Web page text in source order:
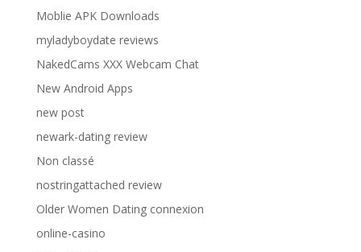
Moblie APK Downloads
myladyboydate reviews
NakedCams XXX Webcam Chat
New Android Apps
new post
newark-dating review
Non classé
nostringattached review
Older Women Dating connexion
online-casino